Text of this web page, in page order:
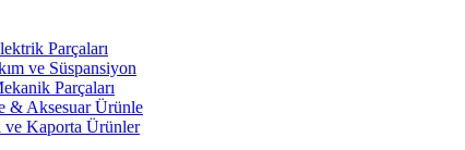
Parçaları
ve Süspansiyon
Parçaları
& Aksesuar Ürünle
ve Kaporta Ürünler